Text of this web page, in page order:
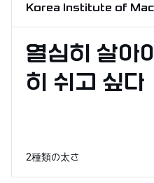
Korea Institute of
2種類の太さ